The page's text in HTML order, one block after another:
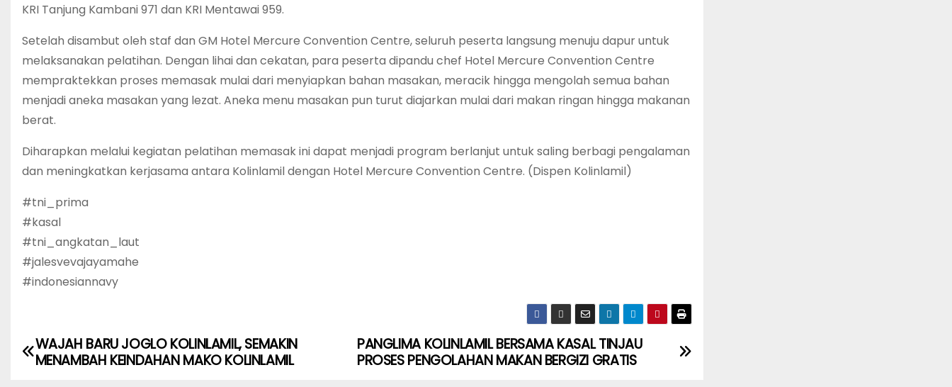
KRI Tanjung Kambani 971 dan KRI Mentawai 959.
Setelah disambut oleh staf dan GM Hotel Mercure Convention Centre, seluruh peserta langsung menuju dapur untuk
melaksanakan pelatihan. Dengan lihai dan cekatan, para peserta dipandu chef Hotel Mercure Convention Centre
mempraktekkan proses memasak mulai dari menyiapkan bahan masakan, meracik hingga mengolah semua bahan
menjadi aneka masakan yang lezat. Aneka menu masakan pun turut diajarkan mulai dari makan ringan hingga makanan
berat.
Diharapkan melalui kegiatan pelatihan memasak ini dapat menjadi program berlanjut untuk saling berbagi pengalaman
dan meningkatkan kerjasama antara Kolinlamil dengan Hotel Mercure Convention Centre. (Dispen Kolinlamil)
#tni_prima
#kasal
#tni_angkatan_laut
#jalesvevajayamahe
#indonesiannavy
P
PANGLIMA KOLINLAMIL BERSAMA KASAL TINJAU
PROSES PENGOLAHAN MAKAN BERGIZI GRATIS
WAJAH BARU JOGLO KOLINLAMIL, SEMAKIN
MENAMBAH KEINDAHAN MAKO KOLINLAMIL